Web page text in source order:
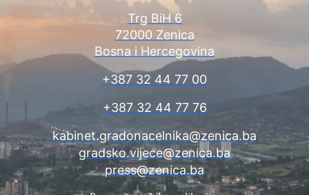
Trg BiH 6
72000 Zenica
Bosna i Hercegovina
+387 32 44 77 00
+387 32 44 77 76
kabinet.gradonacelnika@zenica.ba
gradsko.vijece@zenica.ba
press@zenica.ba